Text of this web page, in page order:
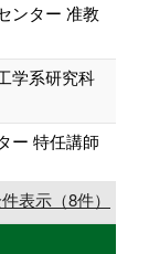
ンター 准教
学系研究科
ー 特任講師
表示（8件）